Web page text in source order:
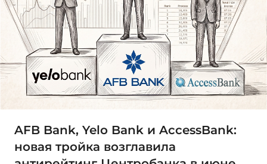
AFB Bank, Yelo Bank и AccessBank:
новая тройка возглавила